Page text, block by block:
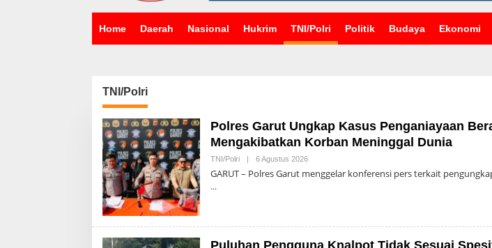
Home Daerah Nasional Hukrim TNI/Polri Politik Budaya Ekonomi
TNI/Polri
Polres Garut Ungkap Kasus Penganiayaan
Mengakibatkan Korban Meninggal Dunia
TNI/Polri | 6 Agustus 2026Oleh
GARUT – Polres Garut menggelar konferensi pers terkait
Puluhan Pengguna Knalpot Tidak Sesuai